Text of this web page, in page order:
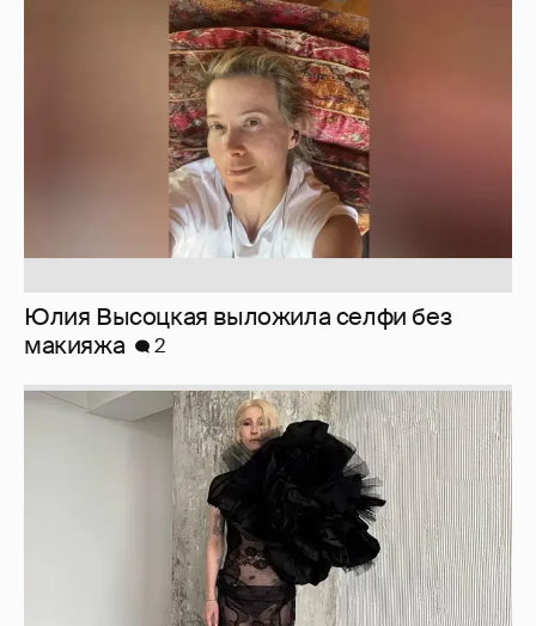
Юлия Высоцкая выложила селфи без
Журналистка Сулим примерила новый